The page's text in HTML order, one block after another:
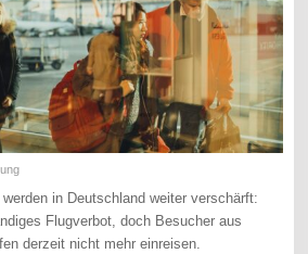
in Deutschland weiter verschärft:
Flugverbot, doch Besucher aus
derzeit nicht mehr einreisen.